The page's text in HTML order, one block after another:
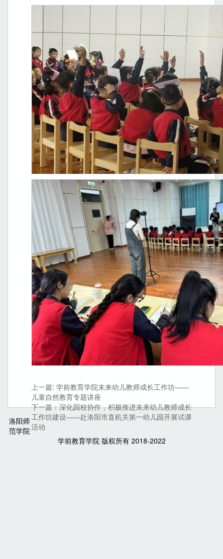
上一篇: 学前教育学院未来幼儿教师成长工作坊——
儿童自然教育专题讲座
下一篇：深化园校协作，积极推进未来幼儿教师成长
工作坊建设——赴洛阳市直机关第一幼儿园开展试课
活动
洛阳师
范学院
学前教育学院 版权所有 2018-2022